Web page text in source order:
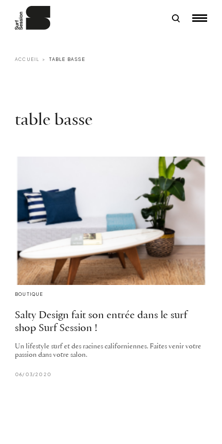
ACCUEIL TABLE BASSE
table basse
BOUTIQUE
Salty Design fait son entrée dans le surf
shop Surf Session !
Un lifestyle surf et des racines californiennes. Faites venir votre
passion dans votre salon.
06/03/2020